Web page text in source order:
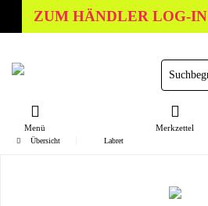
ZUM HÄNDLER LOG-IN
Menü Merkzettel
Übersicht Labret